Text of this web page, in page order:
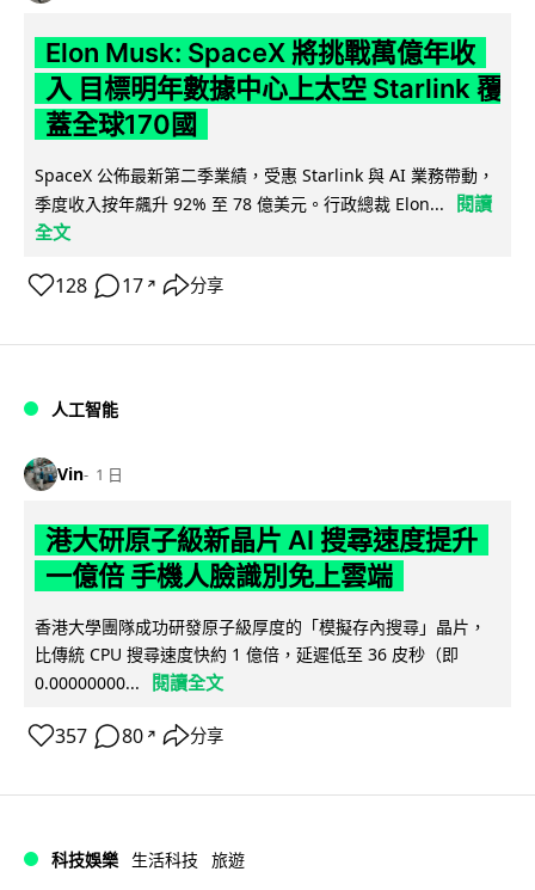
Elon Musk: SpaceX 將挑戰萬億年收
入 目標明年數據中心上太空 Starlink 覆
蓋全球170國
SpaceX 公佈最新第二季業績，受惠 Starlink 與 AI 業務帶動，
季度收入按年飆升 92% 至 78 億美元。行政總裁 Elon...
閱讀
全文
128 17 ↗ 分享
人工智能
Vin 1 日
港大研原子級新晶片 AI 搜尋速度提升
一億倍 手機人臉識別免上雲端
香港大學團隊成功研發原子級厚度的「模擬存內搜尋」晶片，
比傳統 CPU 搜尋速度快約 1 億倍，延遲低至 36 皮秒（即
0.00000000...
閱讀全文
357 80 ↗ 分享
科技娛樂 生活科技 旅遊